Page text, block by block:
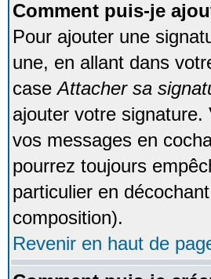
Comment puis-je
Pour ajouter une
une, en allant dans
caseAttacher sa
ajouter votre
vos messages en
pourrez toujours
particulier en
composition).
Revenir en haut de